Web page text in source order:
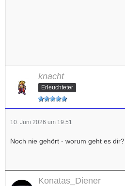
knacht
Erleuchteter
10. Juni 2026 um 19:51
Noch nie gehört - worum geht es dir?
Konatas_Diener